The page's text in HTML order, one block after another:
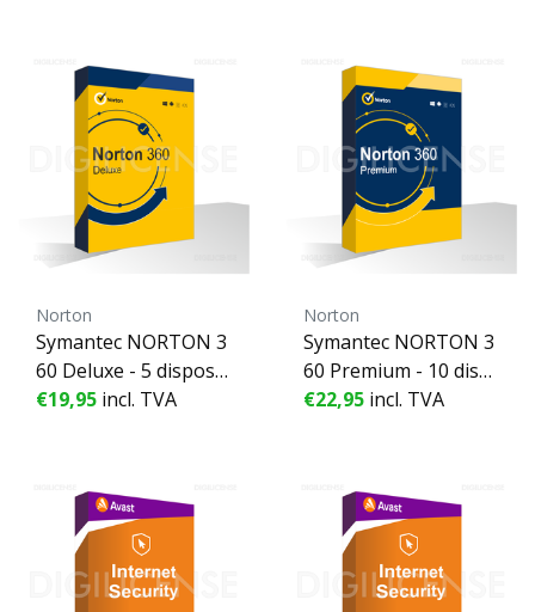
Norton
Symantec NORTON 3
60 Deluxe - 5 dispositi
fs - 1 année
€19,95 incl. TVA
Norton
Symantec NORTON 3
60 Premium - 10 disp
ositifs - 1 année
€22,95 incl. TVA